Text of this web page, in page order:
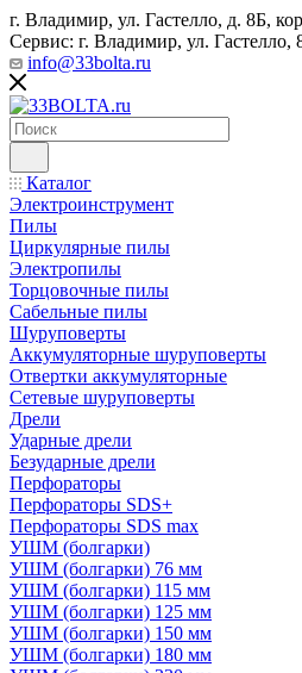
г. Владимир, ул. Гастелло, д. 8Б,
Сервис: г. Владимир, ул. Гастелло,
info@33bolta.ru
Каталог
Электроинструмент
Пилы
Циркулярные пилы
Электропилы
Торцовочные пилы
Сабельные пилы
Шуруповерты
Аккумуляторные шуруповерты
Отвертки аккумуляторные
Сетевые шуруповерты
Дрели
Ударные дрели
Безударные дрели
Перфораторы
Перфораторы SDS+
Перфораторы SDS max
УШМ (болгарки)
УШМ (болгарки) 76 мм
УШМ (болгарки) 115 мм
УШМ (болгарки) 125 мм
УШМ (болгарки) 150 мм
УШМ (болгарки) 180 мм